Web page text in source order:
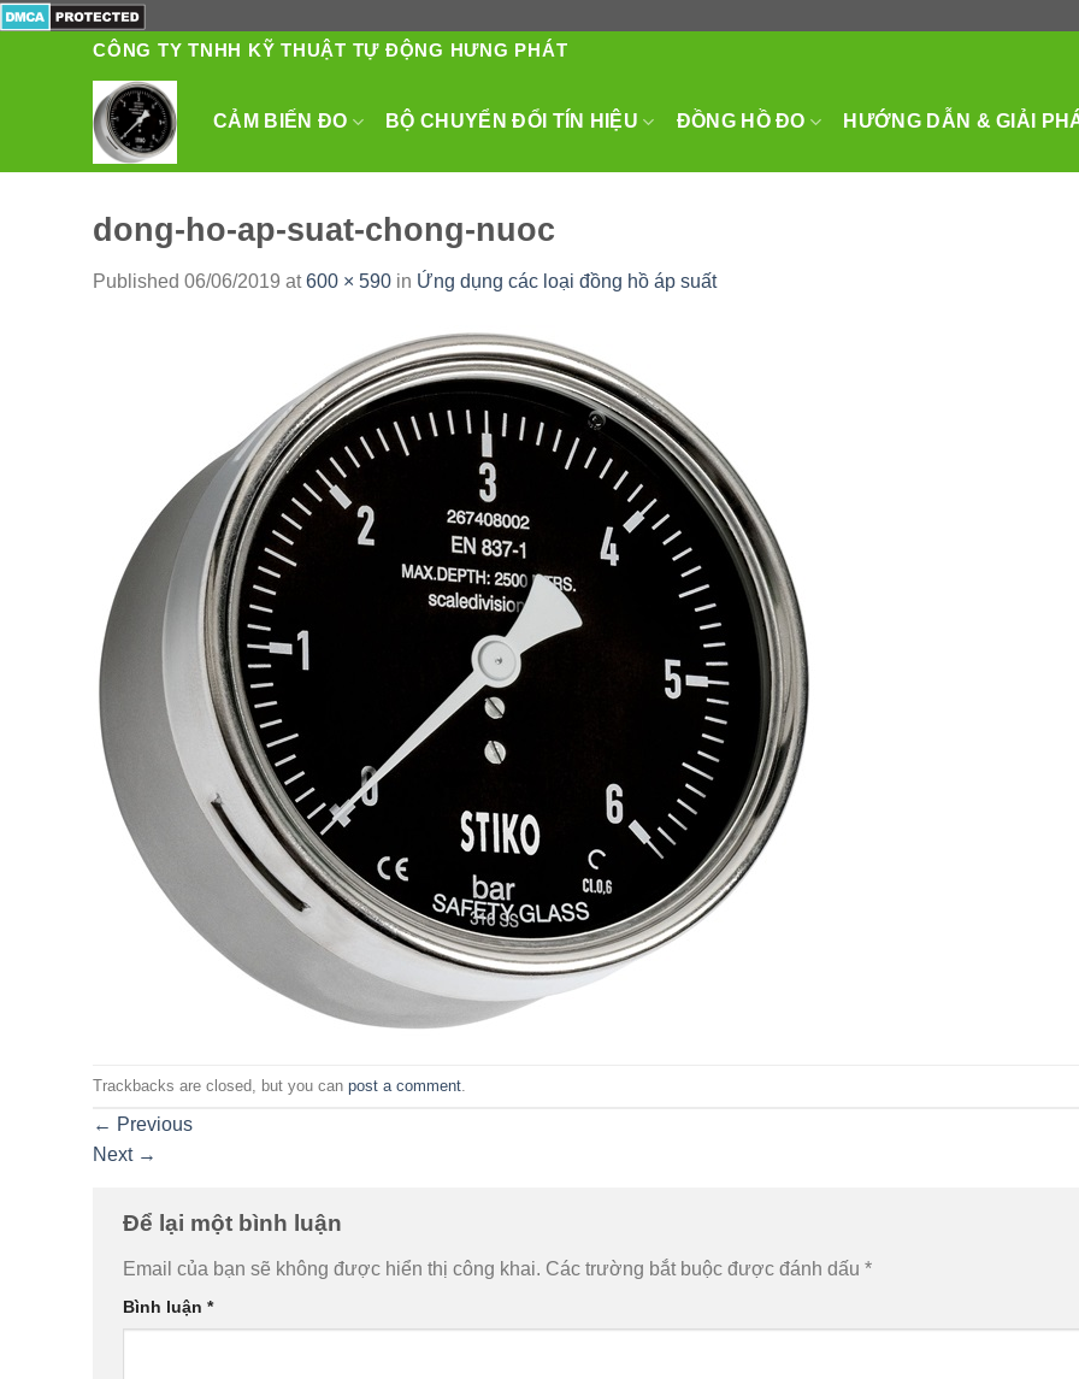
to
CÔNG TY TNHH KỸ THUẬT TỰ ĐỘNG HƯNG PHÁT
CẢM BIẾN ĐO BỘ CHUYỂN ĐỔI TÍN HIỆU ĐỒNG HỒ ĐO HƯỚNG DẪN & GIẢI
dong-ho-ap-suat-chong-nuoc
Published 06/06/2019 at600 × 590 in Ứng dụng các loại đồng hồ áp suất
Trackbacks are closed, but you can post a comment
← Previous
Next →
Để lại một bình luận
Email của bạn sẽ không được hiển thị công khai. Các trường bắt buộc được đánh dấu *
Bình luận *